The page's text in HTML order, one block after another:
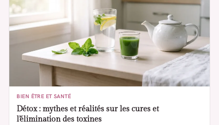
BIEN ÊTRE ET SANTÉ
Détox : mythes et réalités sur les cures et
l’élimination des toxines